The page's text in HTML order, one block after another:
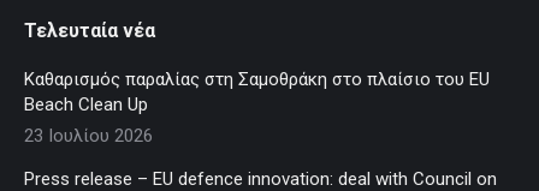
Τελευταία νέα
Καθαρισμός παραλίας στη Σαμοθράκη στο πλαίσιο του EU
Beach Clean Up
23 Ιουλίου 2026
Press release – EU defence innovation: deal with Council on